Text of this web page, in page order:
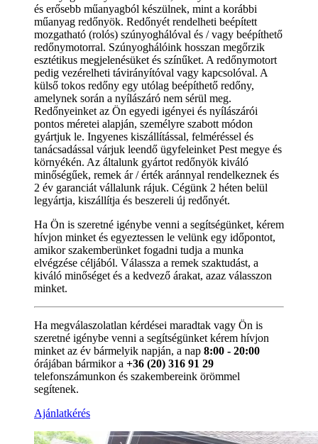
és erősebb műanyagból készülnek, mint a korábbi
műanyag redőnyök. Redőnyét rendelheti beépített
mozgatható (rolós) szúnyoghálóval és / vagy beépíthető
redőnymotorral. Szúnyoghálóink hosszan megőrzik
esztétikus megjelenésüket és színűket. A redőnymotort
pedig vezérelheti távirányítóval vagy kapcsolóval. A
külső tokos redőny egy utólag beépíthető redőny,
amelynek során a nyílászáró nem sérül meg.
Redőnyeinket az Ön egyedi igényei és nyílászárói
pontos méretei alapján, személyre szabott módon
gyártjuk le. Ingyenes kiszállítással, felméréssel és
tanácsadással várjuk leendő ügyfeleinket Pest megye és
környékén. Az általunk gyártot redőnyök kiváló
minőségűek, remek ár / érték aránnyal rendelkeznek és
2 év garanciát vállalunk rájuk. Cégünk 2 héten belül
legyártja, kiszállítja és beszereli új redőnyét.
Ha Ön is szeretné igénybe venni a segítségünket, kérem
hívjon minket és egyeztessen le velünk egy időpontot,
amikor szakemberünket fogadni tudja a munka
elvégzése céljából. Válassza a remek szaktudást, a
kiváló minőséget és a kedvező árakat, azaz válasszon
minket.
Ha megválaszolatlan kérdései maradtak vagy Ön is
szeretné igénybe venni a segítségünket kérem hívjon
minket az év bármelyik napján, a nap 8:00 - 20:00
órájában bármikor a +36 (20) 316 91 29
telefonszámunkon és szakembereink örömmel
segítenek.
Ajánlatkérés